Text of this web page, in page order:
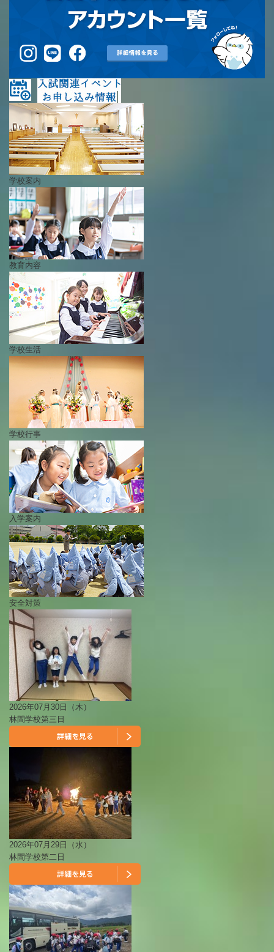
学校案内
教育内容
学校生活
学校行事
入学案内
安全対策
2026年07月30日（木）
林間学校第三日
2026年07月29日（水）
林間学校第二日
学校図書館
All in School
学校感染症に関する 報告書・登校
年間行事
行事紹介
校外学習・宿泊行事
新入生募集要項
入学金・学費
優遇制度
転編入試験について
説明会・公開行事
安全・防災教育
警報などの対応